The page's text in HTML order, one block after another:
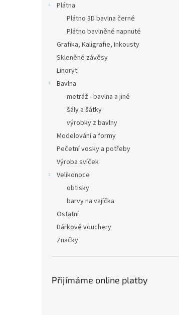
Plátna
Plátno 3D bavlna černé
Plátno bavlněné napnuté
Grafika, Kaligrafie, Inkousty
Skleněné závěsy
Linoryt
Bavlna
metráž - bavlna a jiné
šály a šátky
výrobky z bavlny
Modelování a formy
Pečetní vosky a potřeby
Výroba svíček
Velikonoce
obtisky
barvy na vajíčka
Ostatní
Dárkové vouchery
Značky
Přijímáme online platby